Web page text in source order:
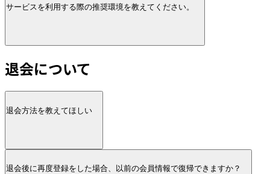
サービスを利用する際の推奨環境を教えてください。
退会について
退会方法を教えてほしい
退会後に再度登録をした場合、以前の会員情報で復帰できますか？